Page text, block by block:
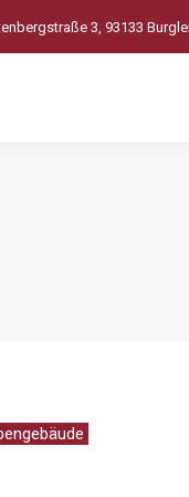
3, 93133